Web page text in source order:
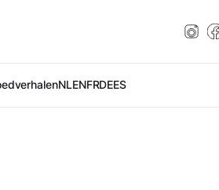
NLENFRDEES